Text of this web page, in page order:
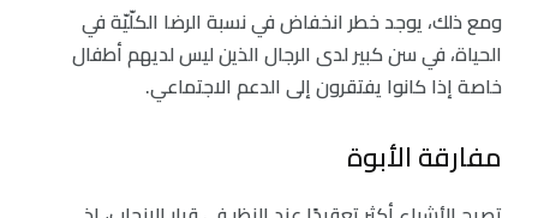
ومع ذلك، يوجد خطر انخفاض في نسبة الرضا الكلّيّة في
الحياة، في سن كبير لدى الرجال الذين ليس لديهم أطفال
خاصة إذا كانوا يفتقرون إلى الدعم الاجتماعي.
مفارقة الأبوة